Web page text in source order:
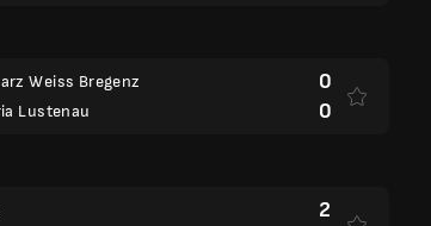
Weiss Bregenz
Lustenau
0
0
2